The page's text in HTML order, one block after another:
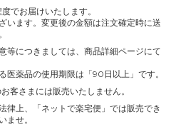
でお届けいたします。
います。変更後の金額は注文確定時に送
等につきましては、商品詳細ページにて
医薬品の使用期限は「90日以上」です。
客さまには販売いたしません。
律上、「ネットで楽宅便」では販売でき
ませ。